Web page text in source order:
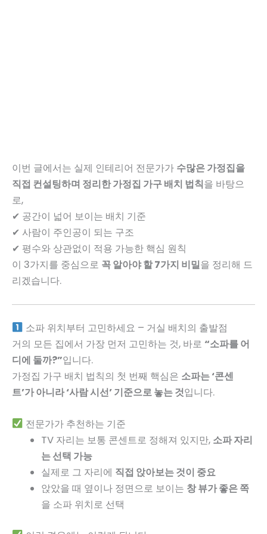
이번 글에서는 실제 인테리어 전문가가 수많은 가정집을
직접 컨설팅하며 정리한 가정집 가구 배치 법칙을 바탕으
로,
✔ 공간이 넓어 보이는 배치 기준
✔ 사람이 주인공이 되는 구조
✔ 평수와 상관없이 적용 가능한 핵심 원칙
이 3가지를 중심으로 꼭 알아야 할 7가지 비밀을 정리해 드
리겠습니다.
소파 위치부터 고민하세요 – 거실 배치의 출발점
거의 모든 집에서 가장 먼저 고민하는 것, 바로 “소파를 어
디에 둘까?”입니다.
가정집 가구 배치 법칙의 첫 번째 핵심은 소파는 ‘콘센
트’가 아니라 ‘사람 시선’ 기준으로 놓는 것입니다.
전문가가 추천하는 기준
TV 자리는 보통 콘센트로 정해져 있지만, 소파 자리
는 선택 가능
실제로 그 자리에 직접 앉아보는 것이 중요
앉았을 때 옆이나 정면으로 보이는 창 뷰가 좋은 쪽
을 소파 위치로 선택